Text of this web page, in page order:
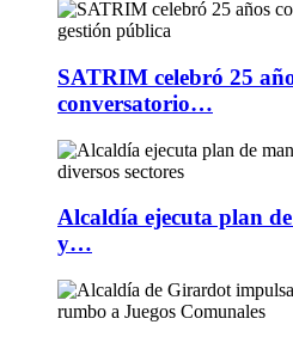
SATRIM celebró 25
conversatorio…
Alcaldía ejecuta plan
y…